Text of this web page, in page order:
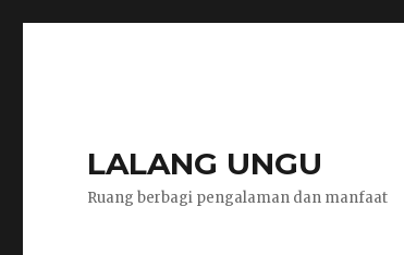
LALANG UNGU
Ruang berbagi pengalaman dan manfaat